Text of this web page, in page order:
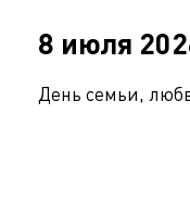
8 июля
День семьи,